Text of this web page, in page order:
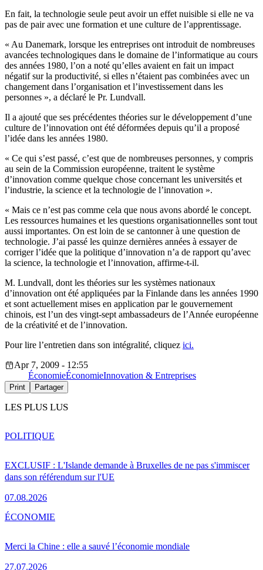
En fait, la technologie seule peut avoir un effet nuisible si elle ne va
pas de pair avec une formation et une culture de l’apprentissage.
« Au Danemark, lorsque les entreprises ont introduit de nombreuses
avancées technologiques dans le domaine de l’informatique au cours
des années 1980, l’on a noté qu’elles avaient en fait un impact
négatif sur la productivité, si elles n’étaient pas combinées avec un
changement dans l’organisation et l’investissement dans les
personnes », a déclaré le Pr. Lundvall.
Il a ajouté que ses précédentes théories sur le développement d’une
culture de l’innovation ont été déformées depuis qu’il a proposé
l’idée dans les années 1980.
« Ce qui s’est passé, c’est que de nombreuses personnes, y compris
au sein de la Commission européenne, traitent le système
d’innovation comme quelque chose concernant les universités et
l’industrie, la science et la technologie de l’innovation ».
« Mais ce n’est pas comme cela que nous avons abordé le concept.
Les ressources humaines et les questions organisationnelles sont tout
aussi importantes. On est loin de se cantonner à une question de
technologie. J’ai passé les quinze dernières années à essayer de
corriger l’idée que la politique d’innovation n’a de rapport qu’avec
la science, la technologie et l’innovation, affirme-t-il.
M. Lundvall, dont les théories sur les systèmes nationaux
d’innovation ont été appliquées par la Finlande dans les années 1990
et sont actuellement mises en application par le gouvernement
chinois, est l’un des vingt-sept ambassadeurs de l’Année européenne
de la créativité et de l’innovation.
Pour lire l’entretien dans son intégralité, cliquez ici.
Apr 7, 2009 - 12:55
ÉconomieÉconomieInnovation & Entreprises
Print Partager
LES PLUS LUS
EXCLUSIF : L'Islande demande à Bruxelles de ne pas s'immiscer
dans son référendum sur l'UE
07.08.2026
POLITIQUE
Merci la Chine : elle a sauvé l’économie mondiale
27.07.2026
ÉCONOMIE